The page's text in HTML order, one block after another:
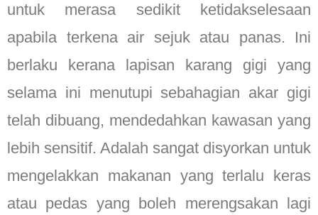
untuk merasa sedikit ketidakselesaan
apabila terkena air sejuk atau panas. Ini
berlaku kerana lapisan karang gigi yang
selama ini menutupi sebahagian akar gigi
telah dibuang, mendedahkan kawasan yang
lebih sensitif. Adalah sangat disyorkan untuk
mengelakkan makanan yang terlalu keras
atau pedas yang boleh merengsakan lagi